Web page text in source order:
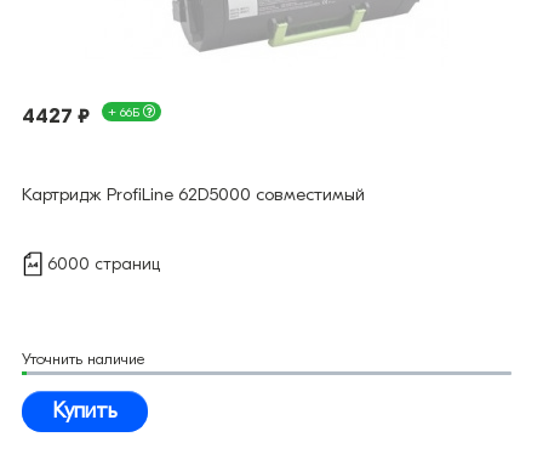
4427 ₽ + 66Б
Картридж ProfiLine 62D5000 совместимый
6000 страниц
Уточнить наличие
Купить